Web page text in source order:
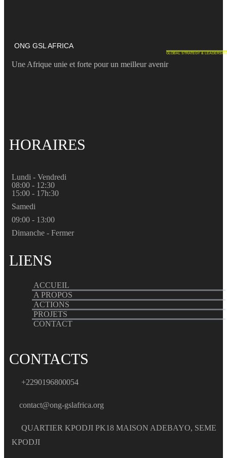
ONG GSL AFRICA
GLOBAL STRATEGY &
Une Afrique unie et forte pour un meilleur avenir
HORAIRES
Lundi - Vendredi
08:00 - 12:30
15:00 - 17h:30
Samedi
09:00 - 13:00
Dimanche - Fermer
LIENS
ACCUEIL
A PROPOS
ACTIONS
PROJETS
CONTACT
CONTACTS
+2290196800054
contact@ong-gslafrica.org
QUARTIER KPODJI PK18 MAISON ADEBAYO, SEME
KPODJI